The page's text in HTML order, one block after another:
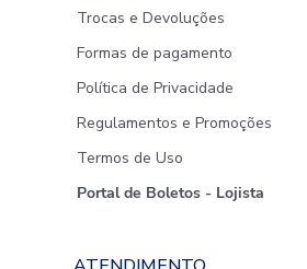
Trocas e Devoluções
Formas de pagamento
Política de Privacidade
Regulamentos e Promoções
Termos de Uso
Portal de Boletos - Lojista